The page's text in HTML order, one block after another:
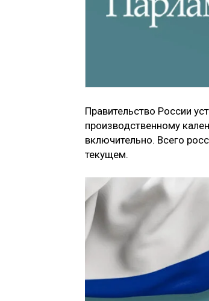
Правительство России
производственному
включительно. Всего
текущем.